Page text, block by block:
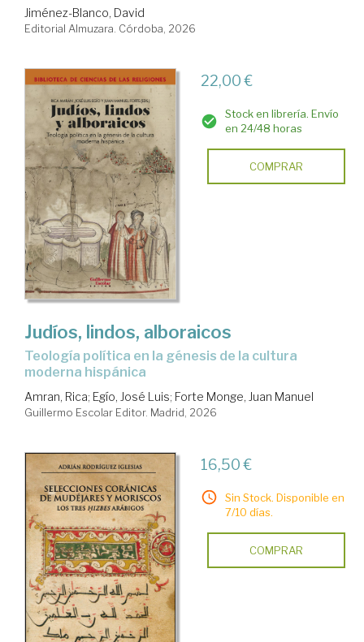
Jiménez-Blanco, David
Editorial Almuzara. Córdoba, 2026
22,00 €
Stock en librería. Envío
en 24/48 horas
COMPRAR
Judíos, lindos, alboraicos
Teología política en la génesis de la cultura
moderna hispánica
Amran, Rica; Egío, José Luis; Forte Monge, Juan Manuel
Guillermo Escolar Editor. Madrid, 2026
16,50 €
Sin Stock. Disponible en
7/10 días.
COMPRAR